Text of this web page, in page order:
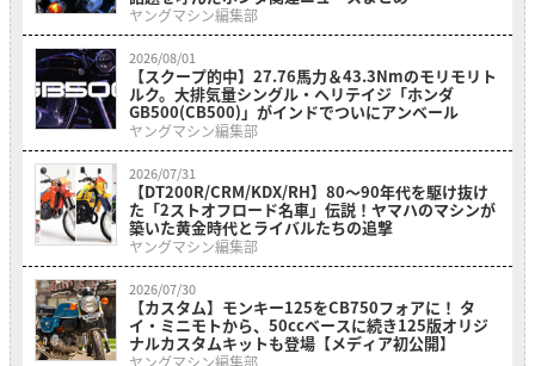
ヤングマシン編集部
2026/08/01
【スクープ的中】27.76馬力＆43.3Nmのモリモリト
ルク。大排気量シングル・ヘリテイジ「ホンダ
GB500(CB500)」がインドでついにアンベール
ヤングマシン編集部
2026/07/31
【DT200R/CRM/KDX/RH】80〜90年代を駆け抜け
た「2ストオフロード名車」伝説！ヤマハのマシンが
築いた黄金時代とライバルたちの追撃
ヤングマシン編集部
2026/07/30
【カスタム】モンキー125をCB750フォアに！ タ
イ・ミニモトから、50ccベースに続き125版オリジ
ナルカスタムキットも登場【メディア初公開】